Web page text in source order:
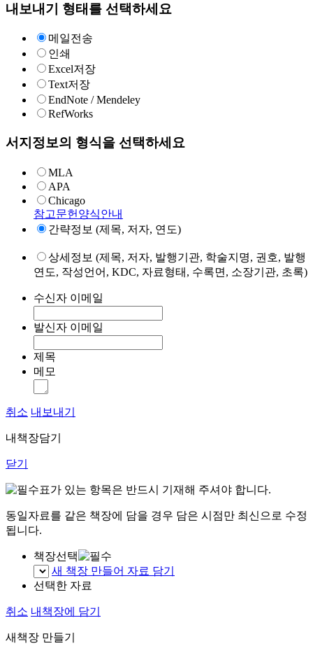
내보내기 형태를 선택하세요
메일전송
인쇄
Excel저장
Text저장
EndNote / Mendeley
RefWorks
서지정보의 형식을 선택하세요
MLA
APA
Chicago
참고문헌양식안내
간략정보 (제목, 저자, 연도)
상세정보 (제목, 저자, 발행기관, 학술지명, 권호, 발행
연도, 작성언어, KDC, 자료형태, 수록면, 소장기관, 초록)
수신자 이메일
발신자 이메일
제목
메모
취소 내보내기
내책장담기
닫기
표가 있는 항목은 반드시 기재해 주셔야 합니다.
동일자료를 같은 책장에 담을 경우 담은 시점만 최신으로 수정
됩니다.
책장선택
새 책장 만들어 자료 담기
선택한 자료
취소 내책장에 담기
새책장 만들기